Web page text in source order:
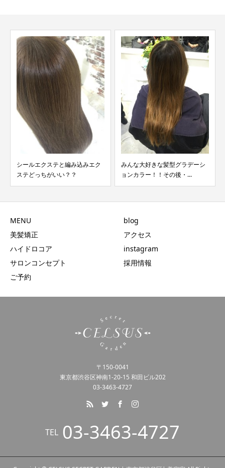
シールエクステと編み込みエク
ステどっちがいい？？
みんな大好きな髪型グラデーシ
ョンカラー！！その後・...
MENU
美髪矯正
ハイドロコア
サロンコンセプト
ご予約
blog
アクセス
instagram
採用情報
〒150-0041
東京都渋谷区神南1-20-15 和田ビル202
03-3463-4727
TEL 03-3463-4727